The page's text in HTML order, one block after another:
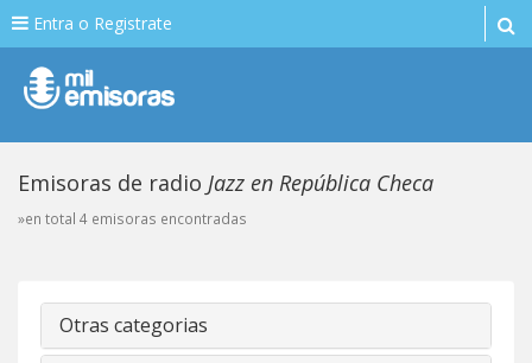
Entra o Registrate
Emisoras de radio Jazz en República Checa
»en total 4 emisoras encontradas
Otras categorias